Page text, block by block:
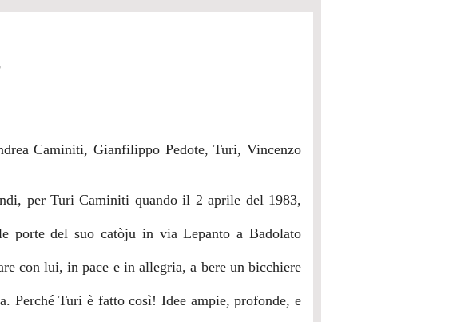
Caminiti, Gianfilippo Pedote, Turi, Vincenzo
per Turi Caminiti quando il 2 aprile del 1983,
porte del suo catòju in via Lepanto a Badolato
con lui, in pace e in allegria, a bere un bicchiere
Perché Turi è fatto così! Idee ampie, profonde, e